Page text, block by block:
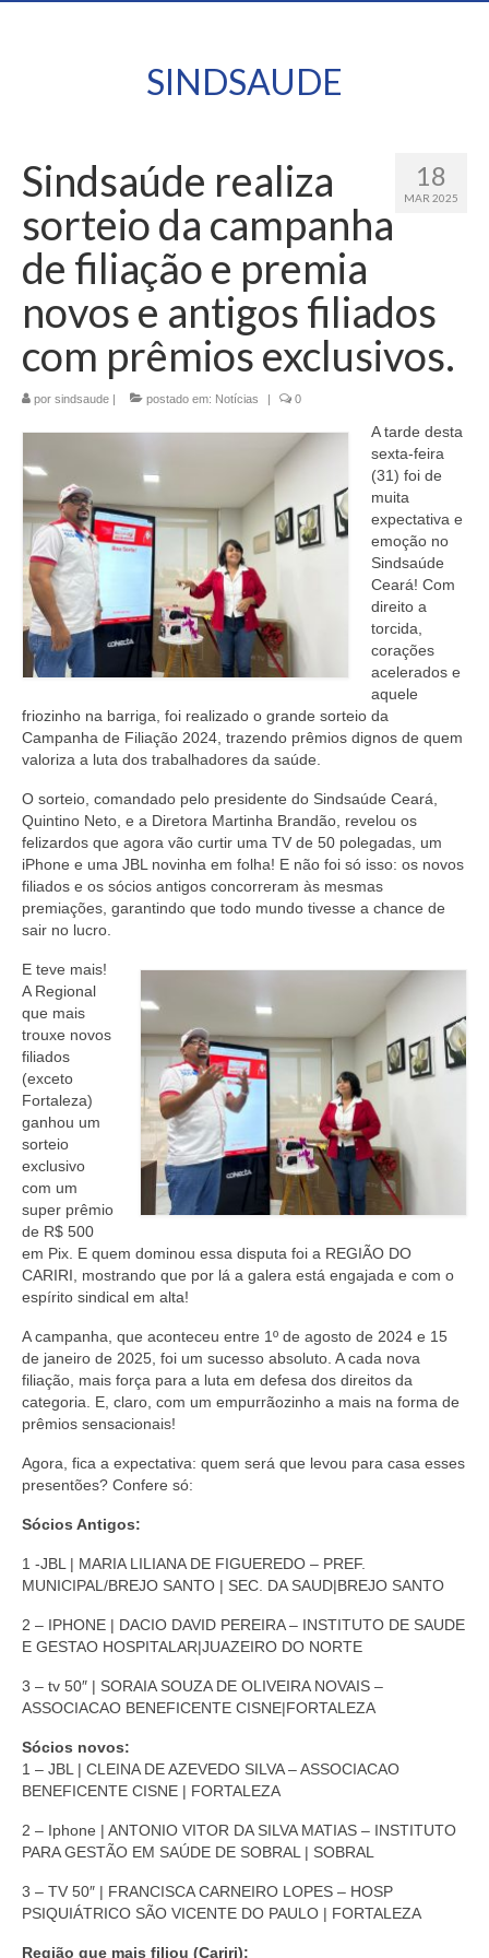
SINDSAUDE
18
MAR 2025
Sindsaúde realiza
sorteio da campanha
de filiação e premia
novos e antigos filiados
com prêmios exclusivos.
por sindsaude | postado em: Notícias | 0
A tarde desta
sexta-feira
(31) foi de
muita
expectativa e
emoção no
Sindsaúde
Ceará! Com
direito a
torcida,
corações
acelerados e
aquele
friozinho na barriga, foi realizado o grande sorteio da
Campanha de Filiação 2024, trazendo prêmios dignos de quem
valoriza a luta dos trabalhadores da saúde.
O sorteio, comandado pelo presidente do Sindsaúde Ceará,
Quintino Neto, e a Diretora Martinha Brandão, revelou os
felizardos que agora vão curtir uma TV de 50 polegadas, um
iPhone e uma JBL novinha em folha! E não foi só isso: os novos
filiados e os sócios antigos concorreram às mesmas
premiações, garantindo que todo mundo tivesse a chance de
sair no lucro.
E teve mais!
A Regional
que mais
trouxe novos
filiados
(exceto
Fortaleza)
ganhou um
sorteio
exclusivo
com um
super prêmio
de R$ 500
em Pix. E quem dominou essa disputa foi a REGIÃO DO
CARIRI, mostrando que por lá a galera está engajada e com o
espírito sindical em alta!
A campanha, que aconteceu entre 1º de agosto de 2024 e 15
de janeiro de 2025, foi um sucesso absoluto. A cada nova
filiação, mais força para a luta em defesa dos direitos da
categoria. E, claro, com um empurrãozinho a mais na forma de
prêmios sensacionais!
Agora, fica a expectativa: quem será que levou para casa esses
presentões? Confere só:
Sócios Antigos:
1 -JBL | MARIA LILIANA DE FIGUEREDO – PREF.
MUNICIPAL/BREJO SANTO | SEC. DA SAUD|BREJO SANTO
2 – IPHONE | DACIO DAVID PEREIRA – INSTITUTO DE SAUDE
E GESTAO HOSPITALAR|JUAZEIRO DO NORTE
3 – tv 50″ | SORAIA SOUZA DE OLIVEIRA NOVAIS –
ASSOCIACAO BENEFICENTE CISNE|FORTALEZA
Sócios novos:
1 – JBL | CLEINA DE AZEVEDO SILVA – ASSOCIACAO
BENEFICENTE CISNE | FORTALEZA
2 – Iphone | ANTONIO VITOR DA SILVA MATIAS – INSTITUTO
PARA GESTÃO EM SAÚDE DE SOBRAL | SOBRAL
3 – TV 50″ | FRANCISCA CARNEIRO LOPES – HOSP
PSIQUIÁTRICO SÃO VICENTE DO PAULO | FORTALEZA
Região que mais filiou (Cariri):